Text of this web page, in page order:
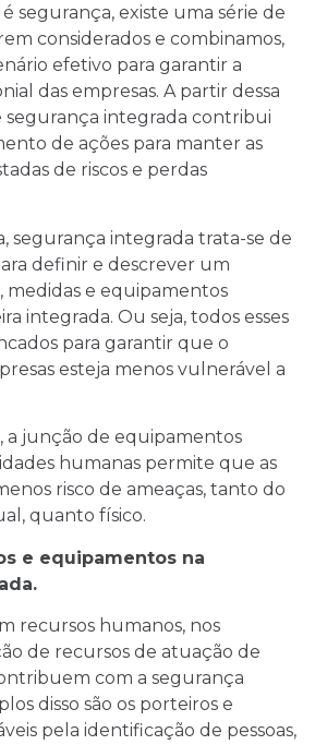
segurança, existe uma série de
considerados e combinamos,
efetivo para garantir a
das empresas. A partir dessa
segurança integrada contribui
de ações para manter as
de riscos e perdas
segurança integrada trata-se de
definir e descrever um
medidas e equipamentos
integrada. Ou seja, todos esses
para garantir que o
esteja menos vulnerável a
a junção de equipamentos
humanas permite que as
risco de ameaças, tanto do
quanto físico.
e equipamentos na
recursos humanos, nos
de recursos de atuação de
com a segurança
disso são os porteiros e
pela identificação de pessoas,